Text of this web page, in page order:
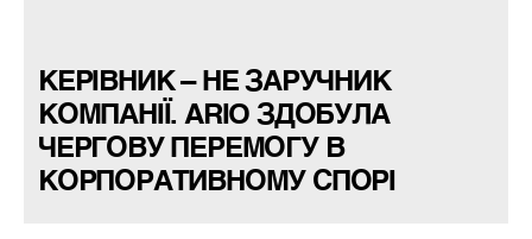
КЕРІВНИК – НЕ ЗАРУЧНИК
КОМПАНІЇ. ARIO ЗДОБУЛА
ЧЕРГОВУ ПЕРЕМОГУ В
КОРПОРАТИВНОМУ СПОРІ